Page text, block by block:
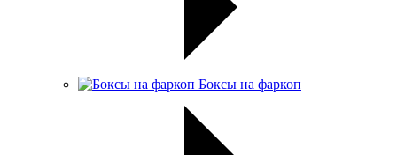
Боксы на фаркоп